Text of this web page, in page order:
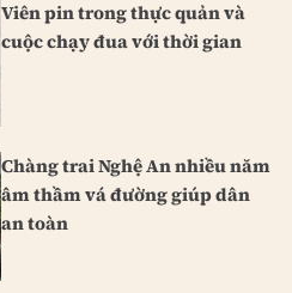
Viên pin trong thực quản và
cuộc chạy đua với thời gian
Chàng trai Nghệ An nhiều năm
âm thầm vá đường giúp dân
an toàn